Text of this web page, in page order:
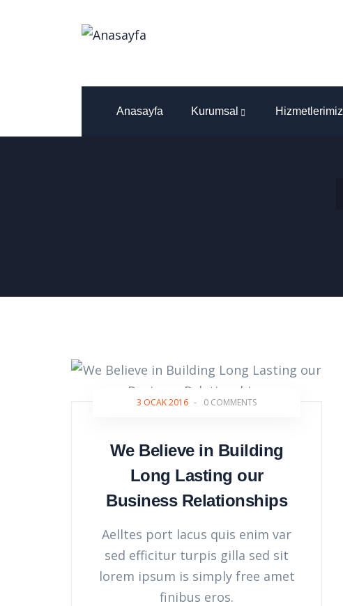
Anasayfa Kurumsal Hizmetlerimiz
3 OCAK 2016 - 0 COMMENTS
We Believe in Building
Long Lasting our
Business Relationships
Aelltes port lacus quis enim var
sed efficitur turpis gilla sed sit
lorem ipsum is simply free amet
finibus eros.